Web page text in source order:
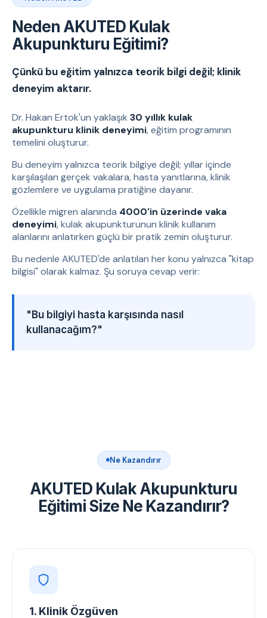
Neden AKUTED Kulak
Akupunkturu Eğitimi?
Çünkü bu eğitim yalnızca teorik bilgi değil; klinik
deneyim aktarır.
Dr. Hakan Ertok'un yaklaşık 30 yıllık kulak
akupunkturu klinik deneyimi, eğitim programının
temelini oluşturur.
Bu deneyim yalnızca teorik bilgiye değil; yıllar içinde
karşılaşılan gerçek vakalara, hasta yanıtlarına, klinik
gözlemlere ve uygulama pratiğine dayanır.
Özellikle migren alanında 4000'in üzerinde vaka
deneyimi, kulak akupunkturunun klinik kullanım
alanlarını anlatırken güçlü bir pratik zemin oluşturur.
Bu nedenle AKUTED'de anlatılan her konu yalnızca "kitap
bilgisi" olarak kalmaz. Şu soruya cevap verir:
"Bu bilgiyi hasta karşısında nasıl
kullanacağım?"
Ne Kazandırır
AKUTED Kulak Akupunkturu
Eğitimi Size Ne Kazandırır?
1. Klinik Özgüven